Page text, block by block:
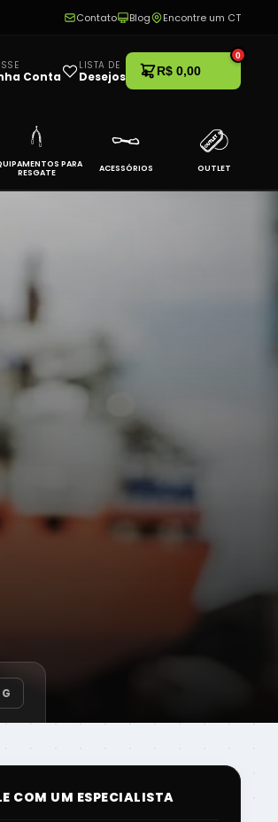
Contato Blog Encontre um CT
Conta
LISTA DE
Desejos R$ 0,00
0
PARA
RESGATE
ACESSÓRIOS OUTLET
COM UM ESPECIALISTA